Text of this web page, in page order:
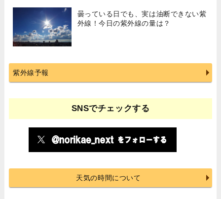
曇っている日でも、実は油断できない紫
外線！今日の紫外線の量は？
紫外線予報
SNSでチェックする
天気の時間について